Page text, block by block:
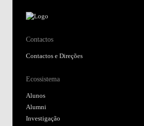
Contactos
Contactos e Direções
Ecossistema
Alunos
Alumni
Investigação